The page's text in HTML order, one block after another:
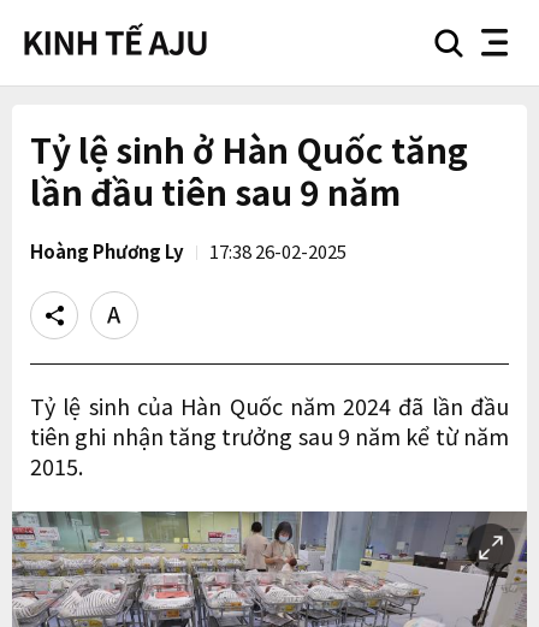
searchnav
Tỷ lệ sinh ở Hàn Quốc tăng
lần đầu tiên sau 9 năm
Hoàng Phương Ly 17:38 26-02-2025
Share
Text
size
Tỷ lệ sinh của Hàn Quốc năm 2024 đã lần đầu
tiên ghi nhận tăng trưởng sau 9 năm kể từ năm
2015.